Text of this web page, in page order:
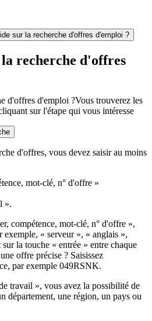
sur la recherche d'offres d'emploi ?
recherche d'offres
d'offres d'emploi ?Vous trouverez les
sur l'étape qui vous intéresse
d'offres, vous devez saisir au moins
mot-clé, n° d'offre »
».
compétence, mot-clé, n° d'offre »,
exemple, « serveur », « anglais »,
sur la touche « entrée » entre chaque
offre précise ? Saisissez
par exemple 049RSNK.
travail », vous avez la possibilité de
département, une région, un pays ou